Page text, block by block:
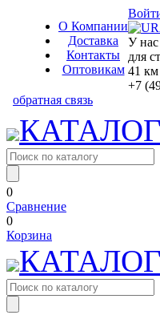
О Компании
Доставка
Контакты
Оптовикам
У нас
для
41
+7
обратная связь
0
Сравнение
0
Корзина